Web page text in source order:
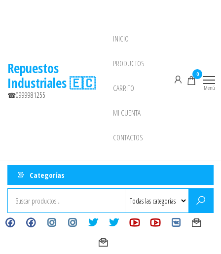
Repuestos
Industriales 🇪🇨
☎0999981255
INICIO
PRODUCTOS
CARRITO
MI CUENTA
CONTACTOS
0
Menú
Categorías